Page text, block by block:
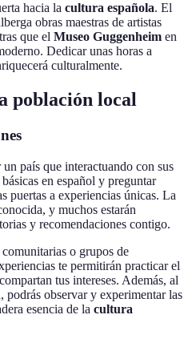
hacia la cultura española. El
obras maestras de artistas
que el Museo Guggenheim en
Dedicar unas horas a
culturalmente.
población local
país que interactuando con sus
en español y preguntar
puertas a experiencias únicas. La
y muchos estarán
y recomendaciones contigo.
o grupos de
te permitirán practicar el
tus intereses. Además, al
observar y experimentar las
esencia de la cultura